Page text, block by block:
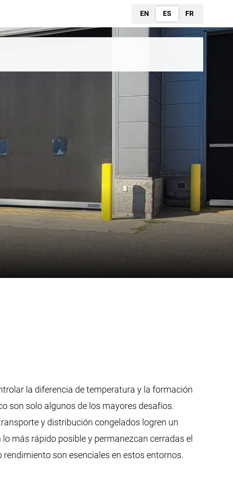
EN ES FR
la diferencia de temperatura y la formación
son solo algunos de los mayores desafíos.
y distribución congelados logren un
más rápido posible y permanezcan cerradas el
son esenciales en estos entornos.